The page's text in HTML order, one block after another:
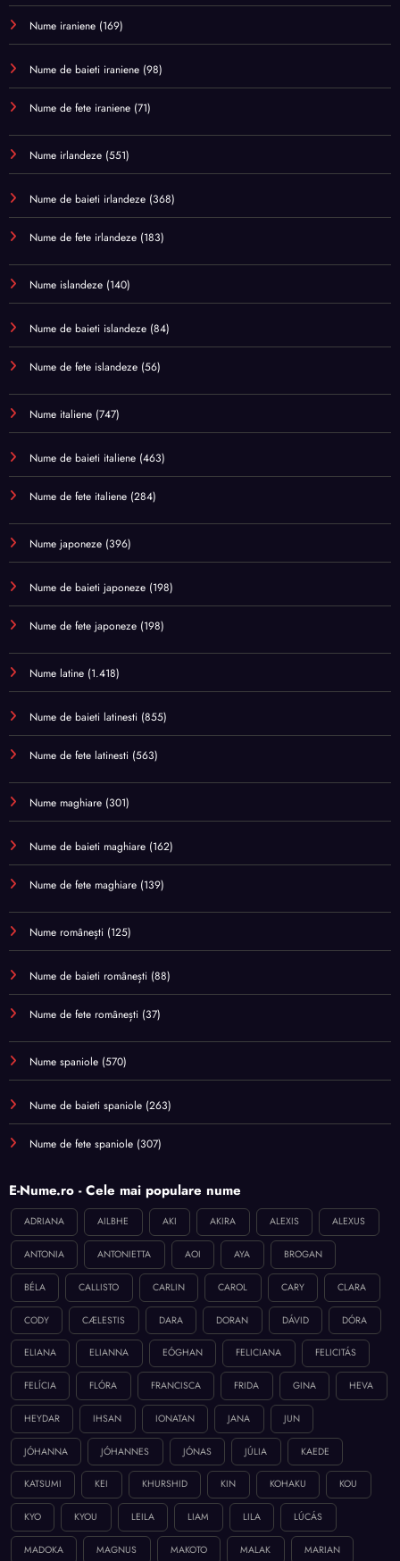
Nume iraniene (169)
Nume de baieti iraniene (98)
Nume de fete iraniene (71)
Nume irlandeze (551)
Nume de baieti irlandeze (368)
Nume de fete irlandeze (183)
Nume islandeze (140)
Nume de baieti islandeze (84)
Nume de fete islandeze (56)
Nume italiene (747)
Nume de baieti italiene (463)
Nume de fete italiene (284)
Nume japoneze (396)
Nume de baieti japoneze (198)
Nume de fete japoneze (198)
Nume latine (1.418)
Nume de baieti latinesti (855)
Nume de fete latinesti (563)
Nume maghiare (301)
Nume de baieti maghiare (162)
Nume de fete maghiare (139)
Nume românești (125)
Nume de baieti românești (88)
Nume de fete românești (37)
Nume spaniole (570)
Nume de baieti spaniole (263)
Nume de fete spaniole (307)
E-Nume.ro - Cele mai populare nume
ADRIANA AILBHE AKI AKIRA ALEXIS ALEXUS
ANTONIA ANTONIETTA AOI AYA BROGAN
BÉLA CALLISTO CARLIN CAROL CARY CLARA
CODY CÆLESTIS DARA DORAN DÁVID DÓRA
ELIANA ELIANNA EÓGHAN FELICIANA FELICITÁS
FELÍCIA FLÓRA FRANCISCA FRIDA GINA HEVA
HEYDAR IHSAN IONATAN JANA JUN
JÓHANNA JÓHANNES JÓNAS JÚLIA KAEDE
KATSUMI KEI KHURSHID KIN KOHAKU KOU
KYO KYOU LEILA LIAM LILA LÚCÁS
MADOKA MAGNUS MAKOTO MALAK MARIAN